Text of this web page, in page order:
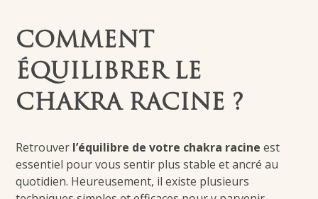
COMMENT
ÉQUILIBRER LE
CHAKRA RACINE ?
Retrouver l’équilibre de votre chakra racine est
essentiel pour vous sentir plus stable et ancré au
quotidien. Heureusement, il existe plusieurs